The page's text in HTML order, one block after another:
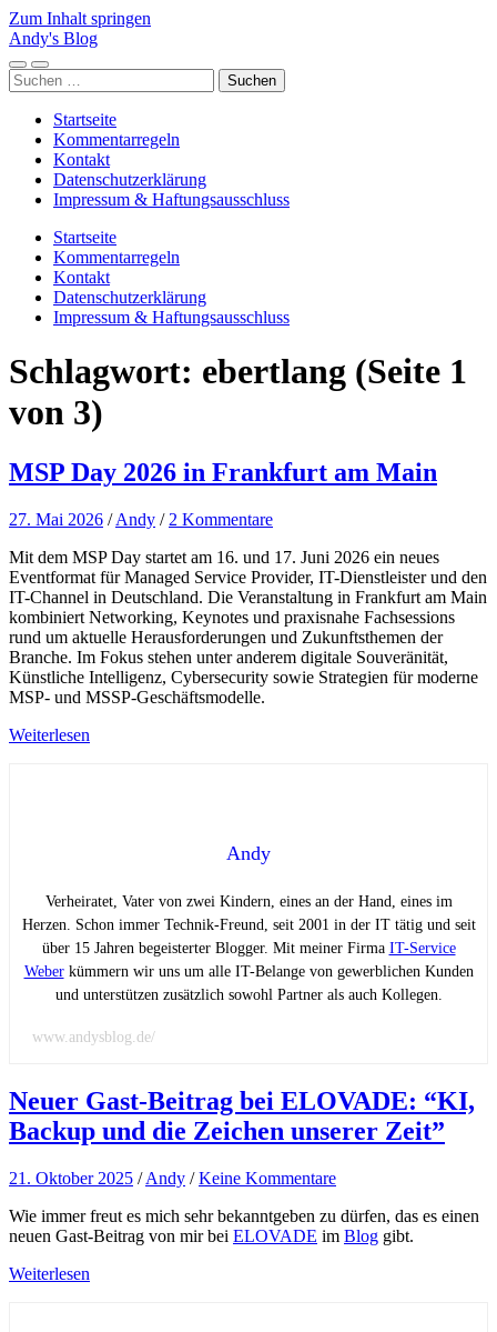
Zum Inhalt springen
Andy's Blog
Mobile-
Menü
Suchfeld
ein-/ausblenden
Suchen
nach:
Startseite
Kommentarregeln
Kontakt
Datenschutzerklärung
Impressum & Haftungsausschluss
Startseite
Kommentarregeln
Kontakt
Datenschutzerklärung
Impressum & Haftungsausschluss
Schlagwort: ebertlang (Seite 1
von 3)
MSP Day 2026 in Frankfurt am Main
27. Mai 2026 /Andy / 2 Kommentare
Mit dem MSP Day startet am 16. und 17. Juni 2026 ein neues
Eventformat für Managed Service Provider, IT-Dienstleister und den
IT-Channel in Deutschland. Die Veranstaltung in Frankfurt am Main
kombiniert Networking, Keynotes und praxisnahe Fachsessions
rund um aktuelle Herausforderungen und Zukunftsthemen der
Branche. Im Fokus stehen unter anderem digitale Souveränität,
Künstliche Intelligenz, Cybersecurity sowie Strategien für moderne
MSP- und MSSP-Geschäftsmodelle.
Weiterlesen
Andy
Verheiratet, Vater von zwei Kindern, eines an der Hand, eines im
Herzen. Schon immer Technik-Freund, seit 2001 in der IT tätig und seit
über 15 Jahren begeisterter Blogger. Mit meiner Firma IT-Service
Weberkümmern wir uns um alle IT-Belange von gewerblichen Kunden
und unterstützen zusätzlich sowohl Partner als auch Kollegen.
www.andysblog.de/
Neuer Gast-Beitrag bei ELOVADE: “KI,
Backup und die Zeichen unserer Zeit”
21. Oktober 2025 /Andy /Keine Kommentare
Wie immer freut es mich sehr bekanntgeben zu dürfen, das es einen
neuen Gast-Beitrag von mir bei ELOVADE im Blog gibt.
Weiterlesen